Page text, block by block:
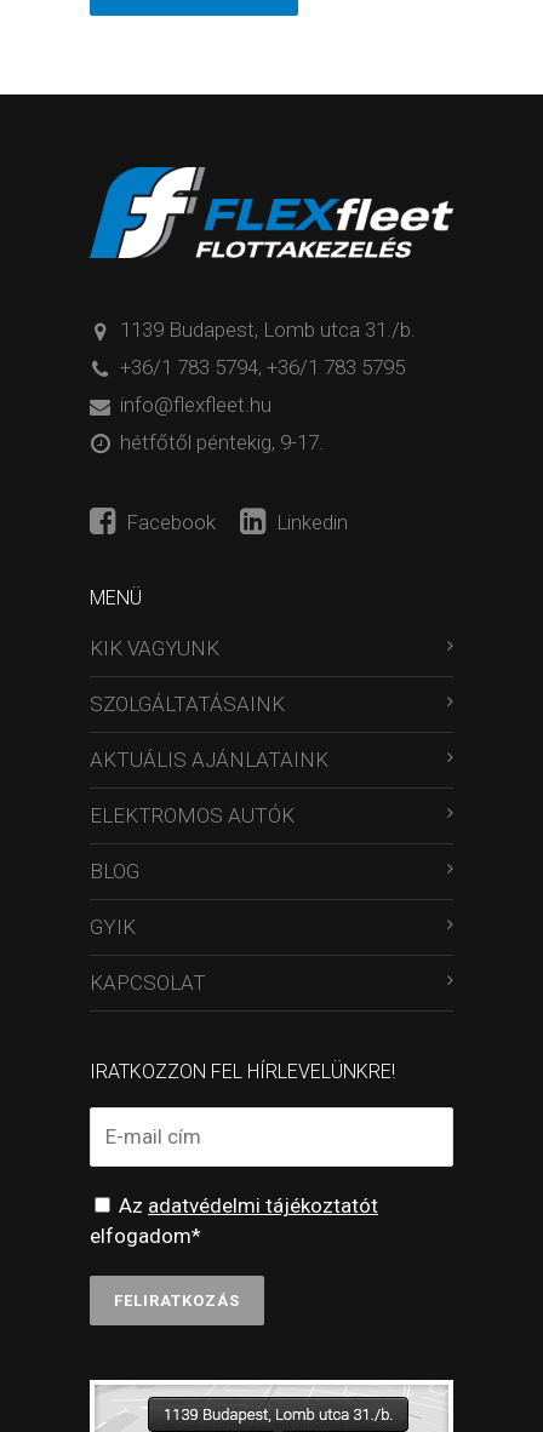
1139 Budapest, Lomb utca 31./b.
+36/1 783 5794, +36/1 783 5795
info@flexfleet.hu
hétfőtől péntekig, 9-17.
Facebook Linkedin
MENÜ
KIK VAGYUNK
SZOLGÁLTATÁSAINK
AKTUÁLIS AJÁNLATAINK
ELEKTROMOS AUTÓK
BLOG
GYIK
KAPCSOLAT
IRATKOZZON FEL HÍRLEVELÜNKRE!
Az adatvédelmi tájékoztatót
elfogadom*